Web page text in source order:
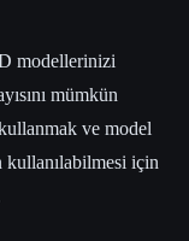
modellerinizi
mümkün
ve model
kullanılabilmesi için